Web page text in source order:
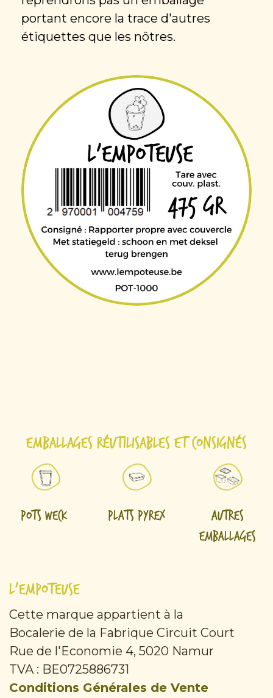
portant encore la trace d'autres
étiquettes que les nôtres.
Emballages réutilisables et consignés
Pots Weck Plats Pyrex
Autres
emballages
L'Empoteuse
Cette marque appartient à la
Bocalerie de la Fabrique Circuit Court
Rue de l'Economie 4, 5020 Namur
TVA : BE0725886731
Conditions Générales de Vente